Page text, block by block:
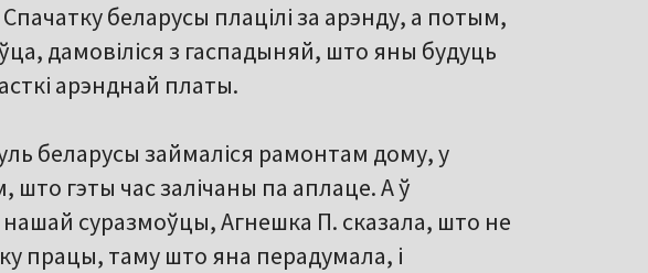
беларусы плацілі за арэнду, а потым,
дамовіліся з гаспадыняй, што яны будуць
арэнднай платы.
беларусы займаліся рамонтам дому, у
што гэты час залічаны па аплаце. А ў
нашай суразмоўцы, Агнешка П. сказала, што не
працы, таму што яна перадумала, і